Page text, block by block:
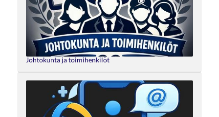
Johtokunta ja toimihenkilöt